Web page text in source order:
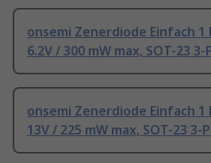
onsemi Zenerdiode Einfach 1
6.2V / 300 mW max, SOT-23 3-
onsemi Zenerdiode Einfach 1
13V / 225 mW max, SOT-23 3-